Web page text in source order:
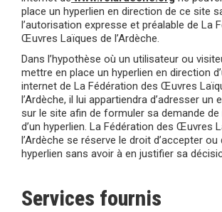
place un hyperlien en direction de ce site
l’autorisation expresse et préalable de La
Œuvres Laïques de l’Ardèche.
Dans l’hypothèse où un utilisateur ou
mettre en place un hyperlien en direction
internet de La Fédération des Œuvres
l’Ardèche, il lui appartiendra d’adresser un
sur le site afin de formuler sa demande de
d’un hyperlien. La Fédération des Œuvres
l’Ardèche se réserve le droit d’accepter
hyperlien sans avoir à en justifier sa
Services fournis